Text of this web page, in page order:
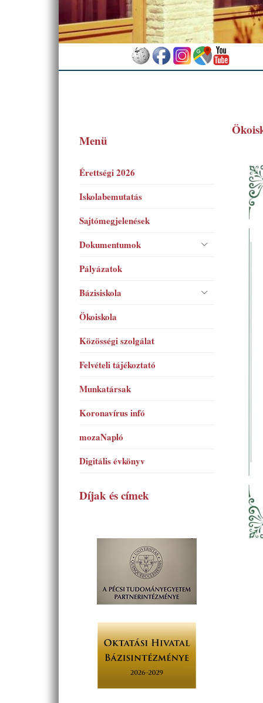
Menü
Érettségi 2026
Iskolabemutatás
Sajtómegjelenések
Dokumentumok
Pályázatok
Bázisiskola
Ökoiskola
Közösségi szolgálat
Felvételi tájékoztató
Munkatársak
Koronavírus infó
mozaNapló
Digitális évkönyv
Díjak és címek